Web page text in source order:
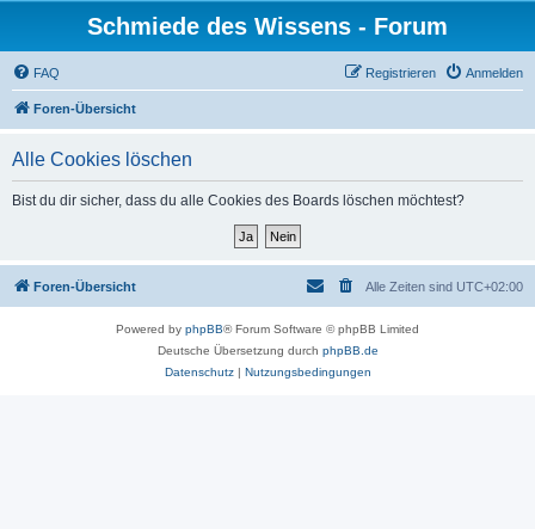
Schmiede des Wissens - Forum
FAQ Anmelden
Registrieren
Foren-Übersicht
Alle Cookies löschen
Bist du dir sicher, dass du alle Cookies des Boards löschen möchtest?
Foren-Übersicht Alle Zeiten sind UTC+02:00
Powered by phpBB® Forum Software © phpBB Limited
Deutsche Übersetzung durch phpBB.de
Datenschutz| Nutzungsbedingungen